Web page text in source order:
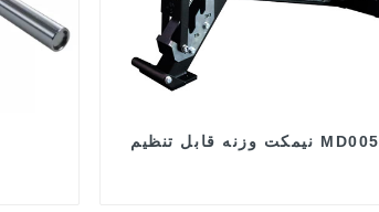
نیمکت وزنه قابل تنظیم MD005